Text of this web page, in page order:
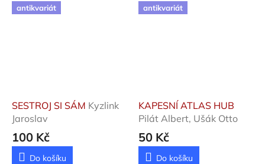
antikvariát
SESTROJ SI SÁM Kyzlink
Jaroslav
100 Kč
Do košíku
antikvariát
KAPESNÍ ATLAS HUB
Pilát Albert, Ušák Otto
50 Kč
Do košíku